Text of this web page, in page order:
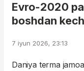
Evro-2020
boshdan
7 iyun 2026, 23:13
Daniya terma